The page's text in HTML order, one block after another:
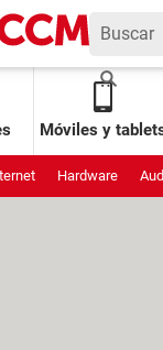
Móviles y
Hardware